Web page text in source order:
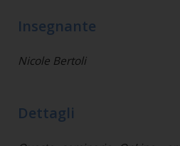
Insegnante
Nicole Bertoli
Dettagli